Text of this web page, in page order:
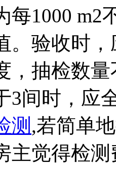
每1000
。验收时
，抽检数
3间时，应
测 ,若简单
主觉得检